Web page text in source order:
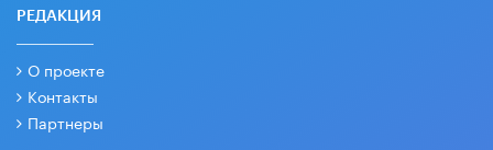
РЕДАКЦИЯ
О проекте
Контакты
Партнеры